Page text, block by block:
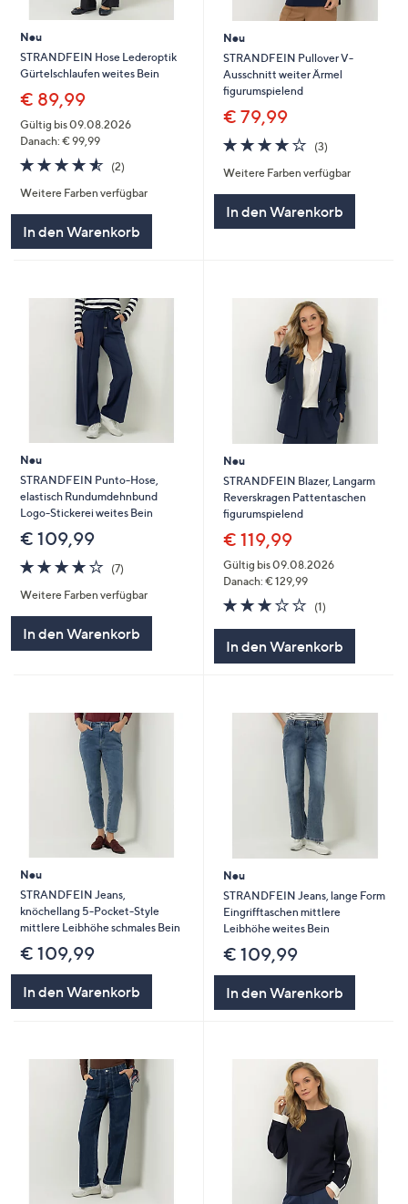
Neu
STRANDFEIN Hose Lederoptik
Gürtelschlaufen weites Bein
€ 89,99
Gültig bis 09.08.2026
Danach: € 99,99
4.5
von
5
(2)2
Weitere Farben verfügbar
In den Warenkorb
Neu
STRANDFEIN Pullover V-
Ausschnitt weiter Ärmel
figurumspielend
€ 79,99
4.0
von
5
(3)3
Weitere Farben verfügbar
In den Warenkorb
Neu
STRANDFEIN Punto-Hose,
elastisch Rundumdehnbund
Logo-Stickerei weites Bein
€ 109,99
3.9
von
5
(7)7
Weitere Farben verfügbar
In den Warenkorb
Neu
STRANDFEIN Blazer, Langarm
Reverskragen Pattentaschen
figurumspielend
€ 119,99
Gültig bis 09.08.2026
Danach: € 129,99
3.0
von
(1)1
In den Warenkorb
Neu
STRANDFEIN Jeans,
knöchellang 5-Pocket-Style
mittlere Leibhöhe schmales Bein
€ 109,99
In den Warenkorb
Neu
STRANDFEIN Jeans, lange Form
Eingrifftaschen mittlere
Leibhöhe weites Bein
€ 109,99
In den Warenkorb